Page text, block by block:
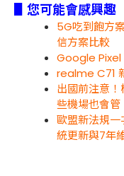
▋您可能會感興趣
5G吃到飽方
信方案比較
Google Pixel
realme C71
出國前注意
些機場也會管
歐盟新法規
統更新與7年